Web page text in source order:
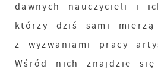
dawnych nauczycieli i
którzy dziś sami mierzą
z wyzwaniami pracy
Wśród nich znajdzie